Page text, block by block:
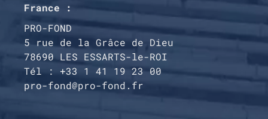
France :
PRO-FOND
5 rue de la Grâce de Dieu
78690 LES ESSARTS-le-ROI
Tél : +33 1 41 19 23 00
pro-fond@pro-fond.fr